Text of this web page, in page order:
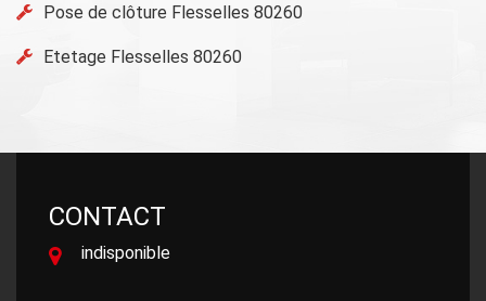
Pose de clôture Flesselles 80260
Etetage Flesselles 80260
CONTACT
indisponible